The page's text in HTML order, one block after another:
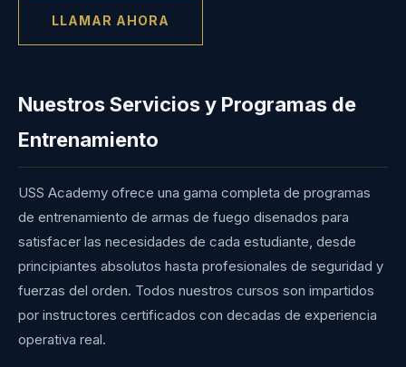
LLAMAR AHORA
Nuestros Servicios y Programas de
Entrenamiento
USS Academy ofrece una gama completa de programas
de entrenamiento de armas de fuego disenados para
satisfacer las necesidades de cada estudiante, desde
principiantes absolutos hasta profesionales de seguridad y
fuerzas del orden. Todos nuestros cursos son impartidos
por instructores certificados con decadas de experiencia
operativa real.